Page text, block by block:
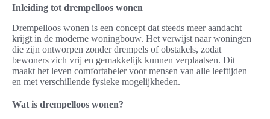
Inleiding tot drempelloos wonen
Drempelloos wonen is een concept dat steeds meer aandacht
krijgt in de moderne woningbouw. Het verwijst naar woningen
die zijn ontworpen zonder drempels of obstakels, zodat
bewoners zich vrij en gemakkelijk kunnen verplaatsen. Dit
maakt het leven comfortabeler voor mensen van alle leeftijden
en met verschillende fysieke mogelijkheden.
Wat is drempelloos wonen?